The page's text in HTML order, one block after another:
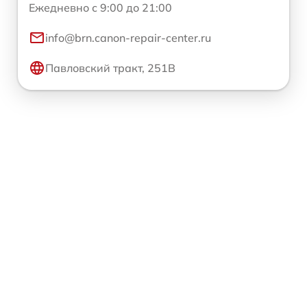
Ежедневно с 9:00 до 21:00
info@brn.canon-repair-center.ru
Павловский тракт, 251В